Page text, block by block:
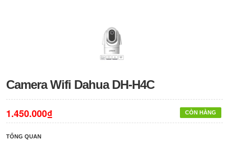
Camera Wifi Dahua DH-H4C
CÒN HÀNG
1.450.000₫
TỔNG QUAN